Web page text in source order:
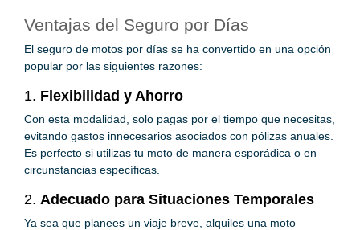
Ventajas del Seguro por Días
El seguro de motos por días se ha convertido en una opción
popular por las siguientes razones:
1. Flexibilidad y Ahorro
Con esta modalidad, solo pagas por el tiempo que necesitas,
evitando gastos innecesarios asociados con pólizas anuales.
Es perfecto si utilizas tu moto de manera esporádica o en
circunstancias específicas.
2. Adecuado para Situaciones Temporales
Ya sea que planees un viaje breve, alquiles una moto